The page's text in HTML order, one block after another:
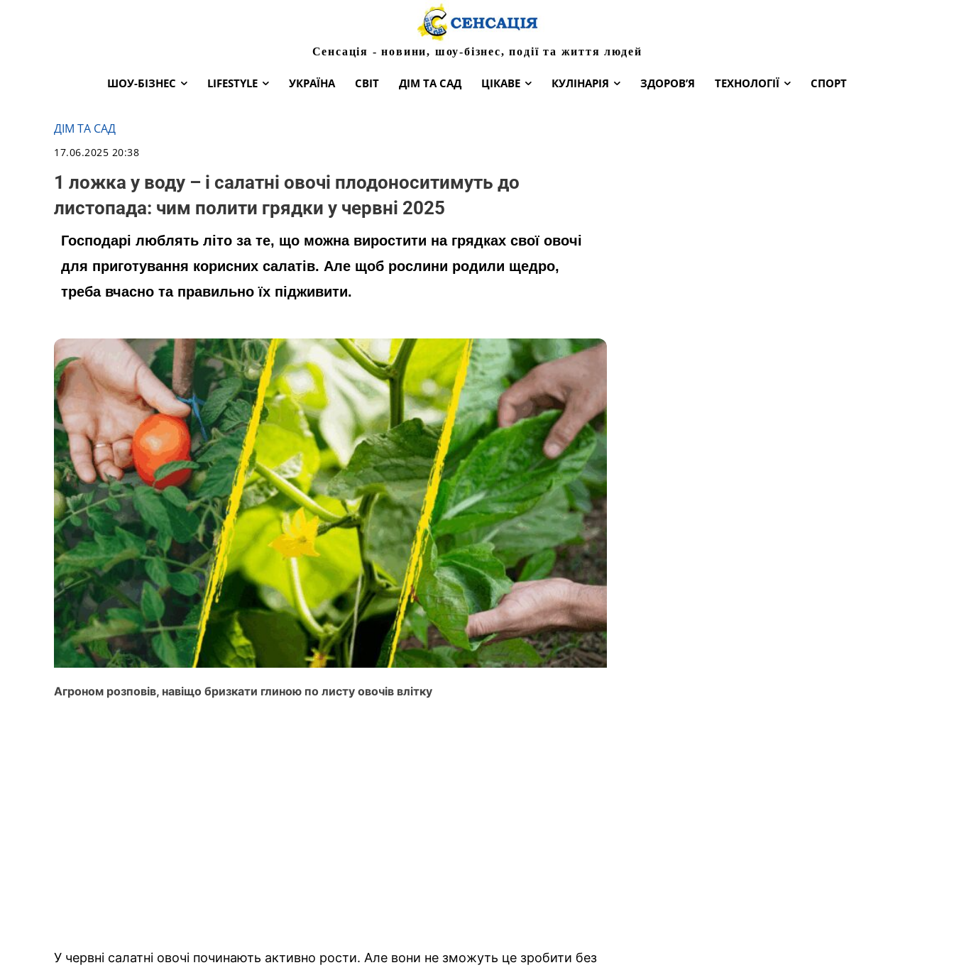
Сенсація - новини, шоу-бізнес, події та життя людей
ШОУ-БІЗНЕС LIFESTYLE УКРАЇНА СВІТ ДІМ ТА САД ЦІКАВЕ КУЛІНАРІЯ ЗДОРОВ’Я ТЕХНОЛОГІЇ СПОРТ
ДІМ ТА САД
17.06.2025 20:38
1 ложка у воду – і салатні овочі плодоноситимуть до
листопада: чим полити грядки у червні 2025
Господарі люблять літо за те, що можна виростити на грядках свої овочі
для приготування корисних салатів. Але щоб рослини родили щедро,
треба вчасно та правильно їх підживити.
Агроном розповів, навіщо бризкати глиною по листу овочів влітку
У червні салатні овочі починають активно рости. Але вони не зможуть це зробити без